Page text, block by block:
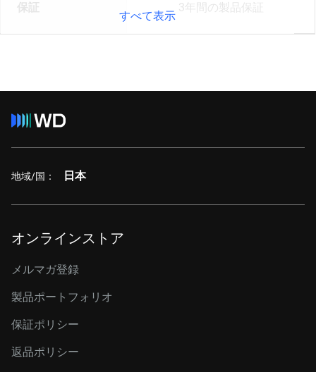
保証 3年間の製品保証
すべて表示
地域/国： 日本
オンラインストア
メルマガ登録
製品ポートフォリオ
保証ポリシー
返品ポリシー